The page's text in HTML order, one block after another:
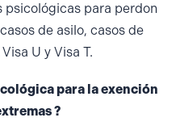
psicológicas para perdon
de asilo, casos de
U y Visa T.
para la exención
?